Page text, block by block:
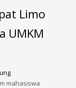
Limo
UMKM
mahasiswa